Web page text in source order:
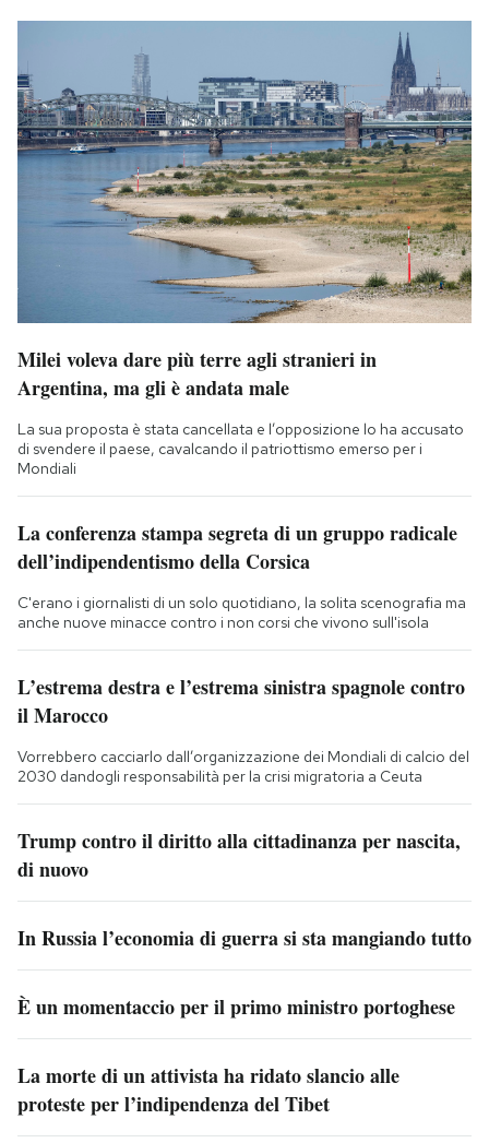
Milei voleva dare più terre agli stranieri in
Argentina, ma gli è andata male
La sua proposta è stata cancellata e l’opposizione lo ha accusato
di svendere il paese, cavalcando il patriottismo emerso per i
Mondiali
La conferenza stampa segreta di un gruppo radicale
dell’indipendentismo della Corsica
C'erano i giornalisti di un solo quotidiano, la solita scenografia ma
anche nuove minacce contro i non corsi che vivono sull'isola
L’estrema destra e l’estrema sinistra spagnole contro
il Marocco
Vorrebbero cacciarlo dall’organizzazione dei Mondiali di calcio del
2030 dandogli responsabilità per la crisi migratoria a Ceuta
Trump contro il diritto alla cittadinanza per nascita,
di nuovo
In Russia l’economia di guerra si sta mangiando tutto
È un momentaccio per il primo ministro portoghese
La morte di un attivista ha ridato slancio alle
proteste per l’indipendenza del Tibet